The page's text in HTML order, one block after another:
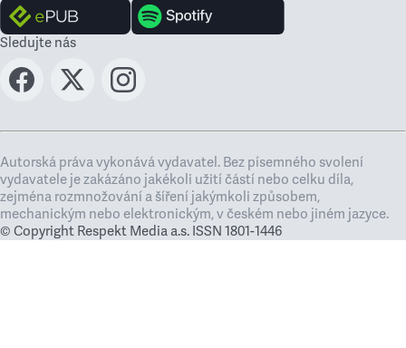
Sledujte nás
Autorská práva vykonává vydavatel. Bez písemného svolení
vydavatele je zakázáno jakékoli užití částí nebo celku díla,
zejména rozmnožování a šíření jakýmkoli způsobem,
mechanickým nebo elektronickým, v českém nebo jiném jazyce.
© Copyright Respekt Media a.s. ISSN 1801-1446